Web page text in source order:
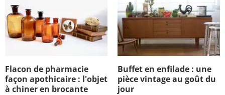
Flacon de pharmacie
façon apothicaire : l'objet
à chiner en brocante
Buffet en enfilade : une
pièce vintage au goût du
jour